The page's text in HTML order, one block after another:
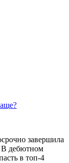
завершила
В дебютном
в топ-4